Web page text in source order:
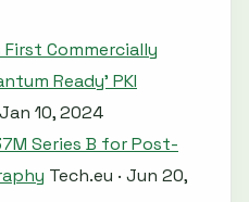
Commercially
Ready' PKI
10, 2024
Series B for Post-
Tech.eu · Jun 20,